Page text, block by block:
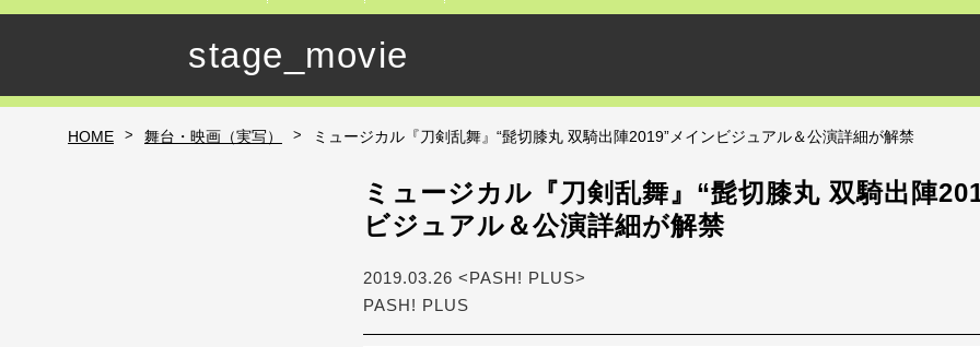
stage_movie
HOME > 舞台・映画（実写） > ミュージカル『刀剣乱舞』“髭切膝丸 双騎出陣2019”メインビジュアル＆公演詳細が解禁
ミュージカル『刀剣乱舞』“髭切膝丸 双騎出陣
ビジュアル＆公演詳細が解禁
2019.03.26 <PASH! PLUS>
PASH! PLUS